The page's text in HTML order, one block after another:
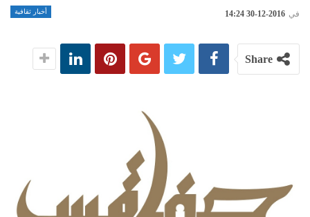
أخبار ثقافية في 2016-12-30 14:24
Share